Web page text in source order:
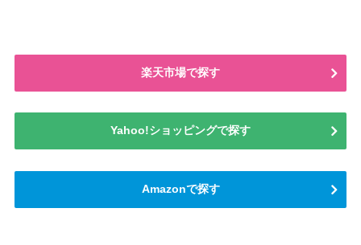
楽天市場で探す
Yahoo!ショッピングで探す
Amazonで探す